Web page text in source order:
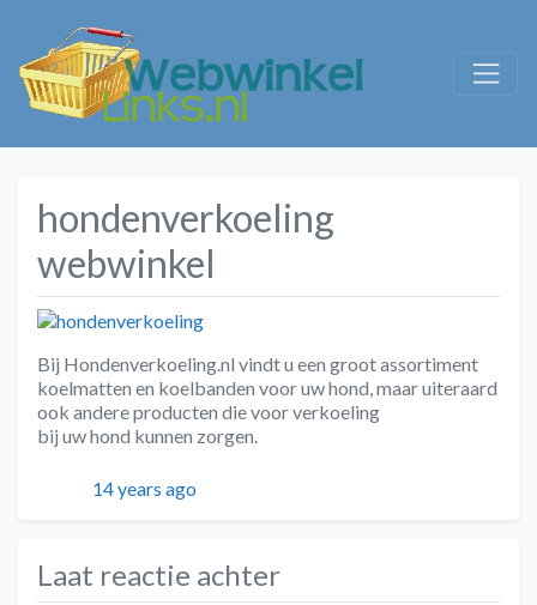
hondenverkoeling
webwinkel
Bij Hondenverkoeling.nl vindt u een groot assortiment
koelmatten en koelbanden voor uw hond, maar uiteraard
ook andere producten die voor verkoeling
bij uw hond kunnen zorgen.
Geplaatst
14 years ago
Laat reactie achter